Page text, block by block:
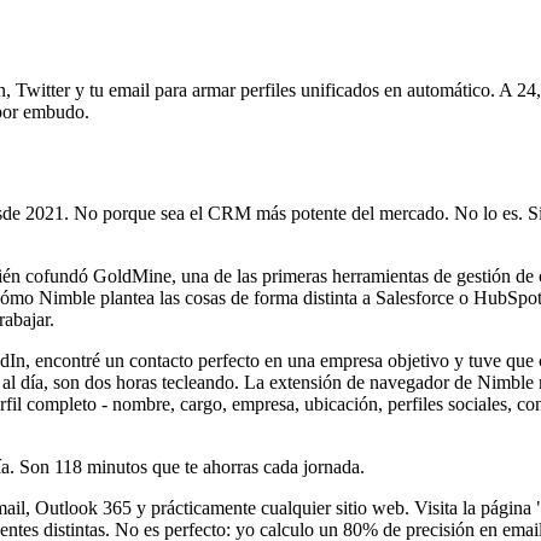
y tu email para armar perfiles unificados en automático. A
embudo.
2021. No porque sea el CRM más potente del mercado. No lo
cofundó GoldMine, una de las primeras herramientas de gestión
Nimble plantea las cosas de forma distinta a Salesforce o
encontré un contacto perfecto en una empresa objetivo y tuve
son dos horas tecleando. La extensión de navegador de
completo - nombre, cargo, empresa, ubicación, perfiles sociales,
Son 118 minutos que te ahorras cada jornada.
Outlook 365 y prácticamente cualquier sitio web. Visita la página
distintas. No es perfecto: yo calculo un 80% de precisión en